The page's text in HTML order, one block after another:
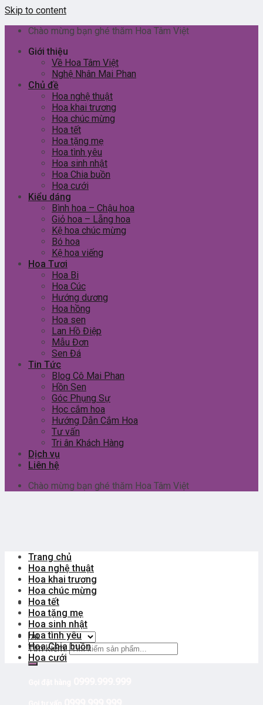
Skip to content
Chào mừng bạn ghé thăm Hoa Tâm Việt
Giới thiệu
Về Hoa Tâm Việt
Nghệ Nhân Mai Phan
Chủ đề
Hoa nghệ thuật
Hoa khai trương
Hoa chúc mừng
Hoa tết
Hoa tặng mẹ
Hoa tình yêu
Hoa sinh nhật
Hoa Chia buồn
Hoa cưới
Kiểu dáng
Bình hoa – Chậu hoa
Giỏ hoa – Lẵng hoa
Kệ hoa chúc mừng
Bó hoa
Kệ hoa viếng
Hoa Tươi
Hoa Bi
Hoa Cúc
Hướng dương
Hoa hồng
Hoa sen
Lan Hồ Điệp
Mẫu Đơn
Sen Đá
Tin Tức
Blog Cô Mai Phan
Hồn Sen
Góc Phụng Sự
Học cắm hoa
Hướng Dẫn Cắm Hoa
Tư vấn
Tri ân Khách Hàng
Dịch vụ
Liên hệ
Chào mừng bạn ghé thăm Hoa Tâm Việt
Tìm kiếm:
Trang chủ
Hoa nghệ thuật
Hoa khai trương
Hoa chúc mừng
Hoa tết
Hoa tặng mẹ
Hoa sinh nhật
Hoa tình yêu
Hoa Chia buồn
Hoa cưới